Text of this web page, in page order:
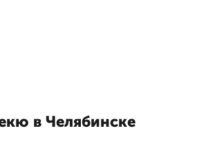
в Челябинске